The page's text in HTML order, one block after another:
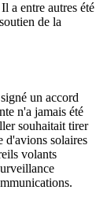
a entre autres été
de la
un accord
n'a jamais été
souhaitait tirer
d'avions solaires
volants